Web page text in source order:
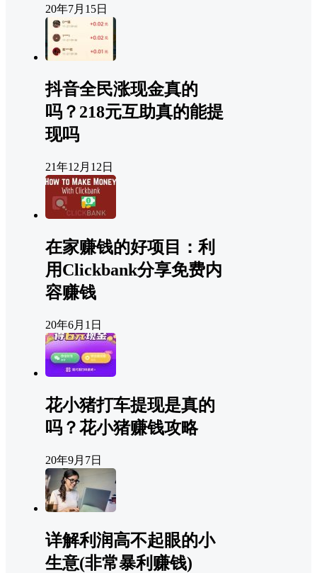
20年7月15日
抖音全民涨现金真的
吗？218元互助真的能提
现吗
21年12月12日
在家赚钱的好项目：利
用Clickbank分享免费内
容赚钱
20年6月1日
花小猪打车提现是真的
吗？花小猪赚钱攻略
20年9月7日
详解利润高不起眼的小
生意(非常暴利赚钱)